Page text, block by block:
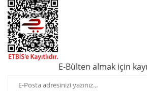
E-Bülten almak için